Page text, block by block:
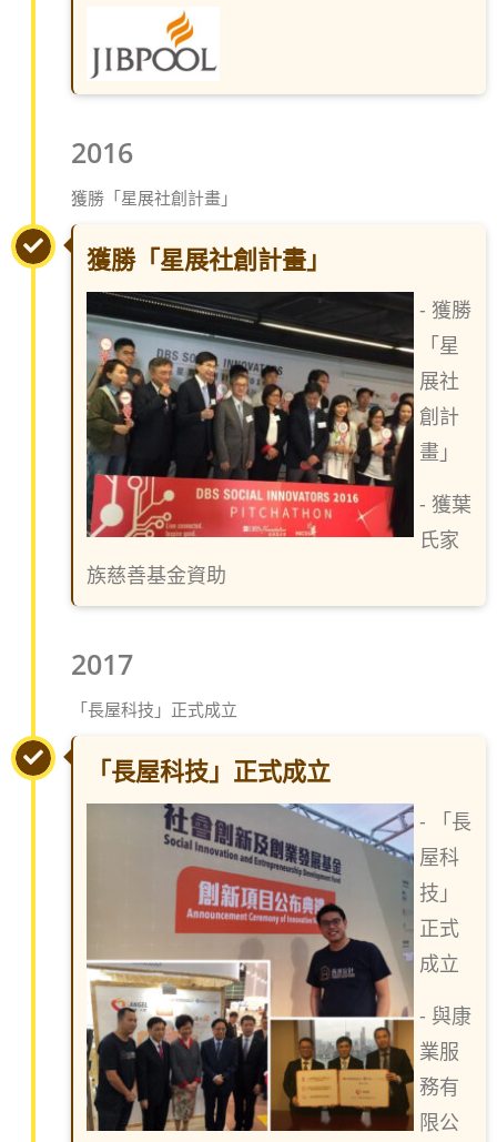
2016
獲勝「星展社創計畫」
獲勝「星展社創計畫」
- 獲勝
「星
展社
創計
畫」
- 獲葉
氏家
族慈善基金資助
2017
「長屋科技」正式成立
「長屋科技」正式成立
- 「長
屋科
技」
正式
成立
- 與康
業服
務有
限公